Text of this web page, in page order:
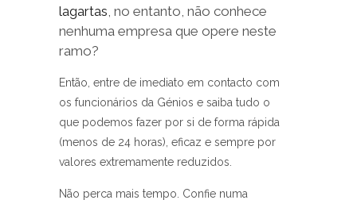
lagartas, no entanto, não conhece
nenhuma empresa que opere neste
ramo?
Então, entre de imediato em contacto com
os funcionários da Génios e saiba tudo o
que podemos fazer por si de forma rápida
(menos de 24 horas), eficaz e sempre por
valores extremamente reduzidos.
Não perca mais tempo. Confie numa